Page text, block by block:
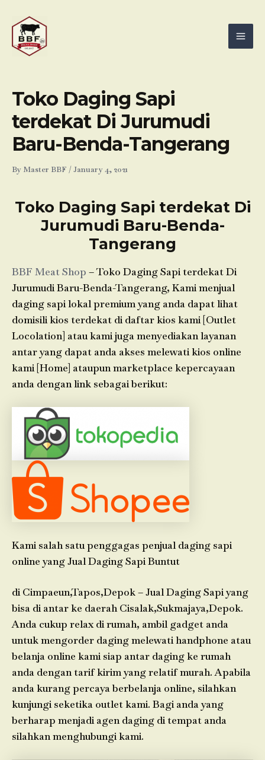
content
Toko Daging Sapi
terdekat Di Jurumudi
Baru-Benda-Tangerang
By Master BBF /January 4, 2021
Toko Daging Sapi terdekat Di
Jurumudi Baru-Benda-
Tangerang
BBF Meat Shop – Toko Daging Sapi terdekat Di
Jurumudi Baru-Benda-Tangerang, Kami menjual
daging sapi lokal premium yang anda dapat lihat
domisili kios terdekat di daftar kios kami [Outlet
Locolation] atau kami juga menyediakan layanan
antar yang dapat anda akses melewati kios online
kami [Home] ataupun marketplace kepercayaan
anda dengan link sebagai berikut:
Kami salah satu penggagas penjual daging sapi
online yang Jual Daging Sapi Buntut
di Cimpaeun,Tapos,Depok – Jual Daging Sapi yang
bisa di antar ke daerah Cisalak,Sukmajaya,Depok.
Anda cukup relax di rumah, ambil gadget anda
untuk mengorder daging melewati handphone atau
belanja online kami siap antar daging ke rumah
anda dengan tarif kirim yang relatif murah. Apabila
anda kurang percaya berbelanja online, silahkan
kunjungi seketika outlet kami. Bagi anda yang
berharap menjadi agen daging di tempat anda
silahkan menghubungi kami.